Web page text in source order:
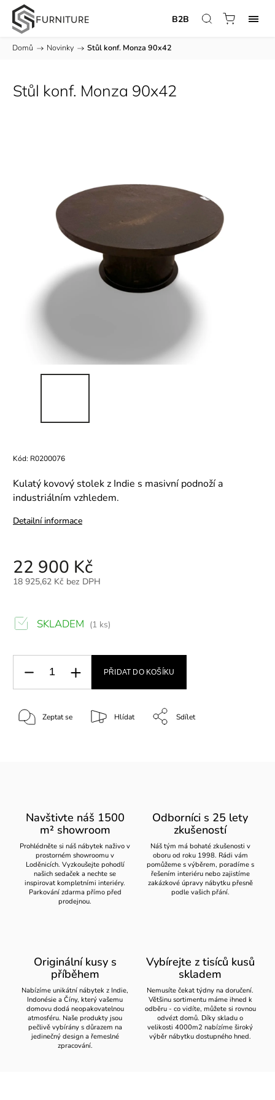
B2B
Domů / Novinky / Stůl konf. Monza 90x42
Stůl konf. Monza 90x42
Kód: R0200076
Kulatý kovový stolek z Indie s masivní podnoží a
industriálním vzhledem.
Detailní informace
22 900 Kč
18 925,62 Kč bez DPH
SKLADEM (1 ks)
PŘIDAT DO KOŠÍKU
Zeptat se Hlídat Sdílet
Navštivte náš 1500
m² showroom
Prohlédněte si náš nábytek naživo v
prostorném showroomu v
Loděnicích. Vyzkoušejte pohodlí
našich sedaček a nechte se
inspirovat kompletními interiéry.
Parkování zdarma přímo před
prodejnou.
Odborníci s 25 lety
zkušeností
Náš tým má bohaté zkušenosti v
oboru od roku 1998. Rádi vám
pomůžeme s výběrem, poradíme s
řešením interiéru nebo zajistíme
zakázkové úpravy nábytku přesně
podle vašich přání.
Originální kusy s
příběhem
Nabízíme unikátní nábytek z Indie,
Indonésie a Číny, který vašemu
domovu dodá neopakovatelnou
atmosféru. Naše produkty jsou
pečlivě vybírány s důrazem na
jedinečný design a řemeslné
zpracování.
Vybírejte z tisíců kusů
skladem
Nemusíte čekat týdny na doručení.
Většinu sortimentu máme ihned k
odběru - co vidíte, můžete si rovnou
odvézt domů. Díky skladu o
velikosti 4000m2 nabízíme široký
výběr nábytku dostupného hned.